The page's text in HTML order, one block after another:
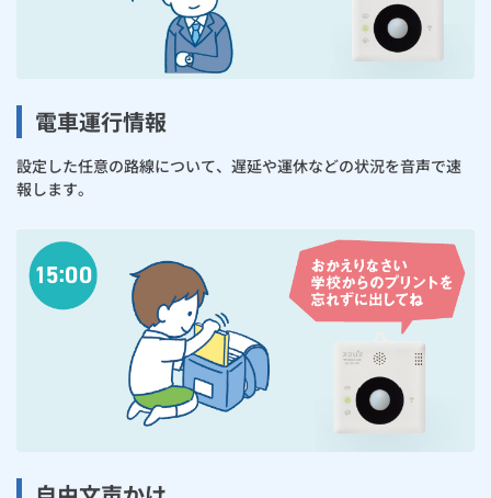
電車運行情報
設定した任意の路線について、遅延や運休などの状況を音声で速
報します。